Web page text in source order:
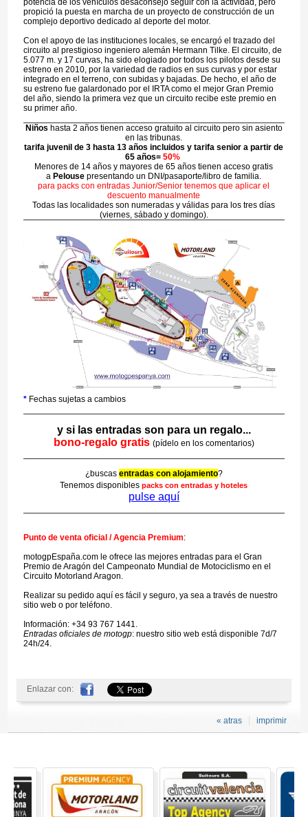
propició la puesta en marcha de un proyecto de construcción de un
complejo deportivo dedicado al deporte del motor.
Con el apoyo de las instituciones locales, se encargó el trazado del
circuito al prestigioso ingeniero alemán Hermann Tilke. El circuito, de
5.077 m. y 17 curvas, ha sido elogiado por todos los pilotos desde su
estreno en 2010, por la variedad de radios en sus curvas y por estar
integrado en el terreno, con subidas y bajadas. De hecho, el año de
su estreno fue galardonado por el IRTA como el mejor Gran Premio
del año, siendo la primera vez que un circuito recibe este premio en
su primer año.
Niños hasta 2 años tienen acceso gratuito al circuito pero sin asiento
en las tribunas.
tarifa juvenil de 3 hasta 13 años incluidos y tarifa senior a partir de
65 años=50%
Menores de 14 años y mayores de 65 años tienen acceso gratis
aPelouse presentando un DNI/pasaporte/libro de familia.
para packs con entradas Junior/Senior tenemos que aplicar el
descuento manualmente
Todas las localidades son numeradas y válidas para los tres días
(viernes, sábado y domingo).
*Fechas sujetas a cambios
y si las entradas son para un regalo...
bono-regalo gratis (pídelo en los comentarios)
¿buscas entradas con alojamiento?
Tenemos disponiblespacks con entradas y hoteles
pulse aquí
Punto de venta oficial / Agencia Premium:
motogpEspaña.com le ofrece las mejores entradas para el Gran
Premio de Aragón del Campeonato Mundial de Motociclismo en el
Circuito Motorland Aragon.
Realizar su pedido aquí es fácil y seguro, ya sea a través de nuestro
sitio web o por teléfono.
Información: +34 93 767 1441.
Entradas oficiales de motogp: nuestro sitio web está disponible 7d/7
24h/24.
Enlazar con:
imprimir
« atras